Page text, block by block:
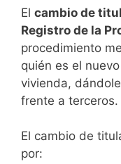
El cambio de
Registro de la
procedimiento
quién es el
vivienda,
frente a terceros.
El cambio de
por: